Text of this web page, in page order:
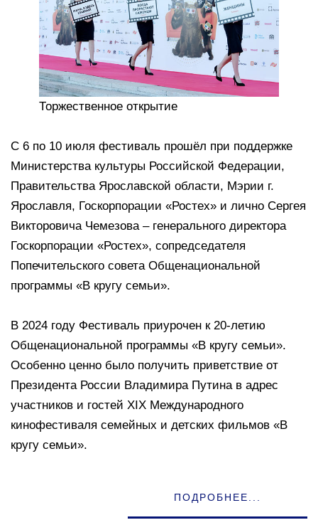
Торжественное открытие
С 6 по 10 июля фестиваль прошёл при поддержке
Министерства культуры Российской Федерации,
Правительства Ярославской области, Мэрии г.
Ярославля, Госкорпорации «Ростех» и лично Сергея
Викторовича Чемезова – генерального директора
Госкорпорации «Ростех», сопредседателя
Попечительского совета Общенациональной
программы «В кругу семьи».
В 2024 году Фестиваль приурочен к 20-летию
Общенациональной программы «В кругу семьи».
Особенно ценно было получить приветствие от
Президента России Владимира Путина в адрес
участников и гостей XIX Международного
кинофестиваля семейных и детских фильмов «В
кругу семьи».
ПОДРОБНЕЕ...